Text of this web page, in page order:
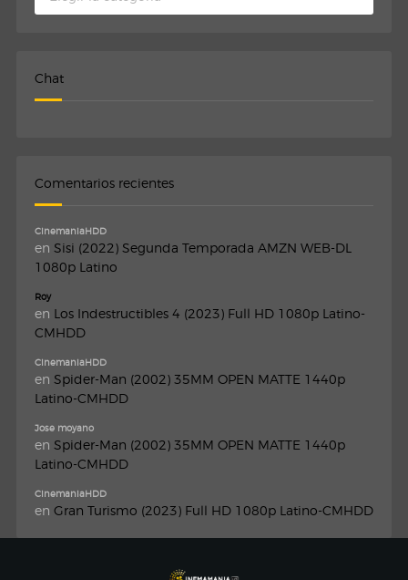
Chat
Comentarios recientes
CinemaniaHDD
en Sisi (2022) Segunda Temporada AMZN WEB-DL
1080p Latino
Roy
en Los Indestructibles 4 (2023) Full HD 1080p Latino-
CMHDD
CinemaniaHDD
en Spider-Man (2002) 35MM OPEN MATTE 1440p
Latino-CMHDD
Jose moyano
en Spider-Man (2002) 35MM OPEN MATTE 1440p
Latino-CMHDD
CinemaniaHDD
en Gran Turismo (2023) Full HD 1080p Latino-CMHDD